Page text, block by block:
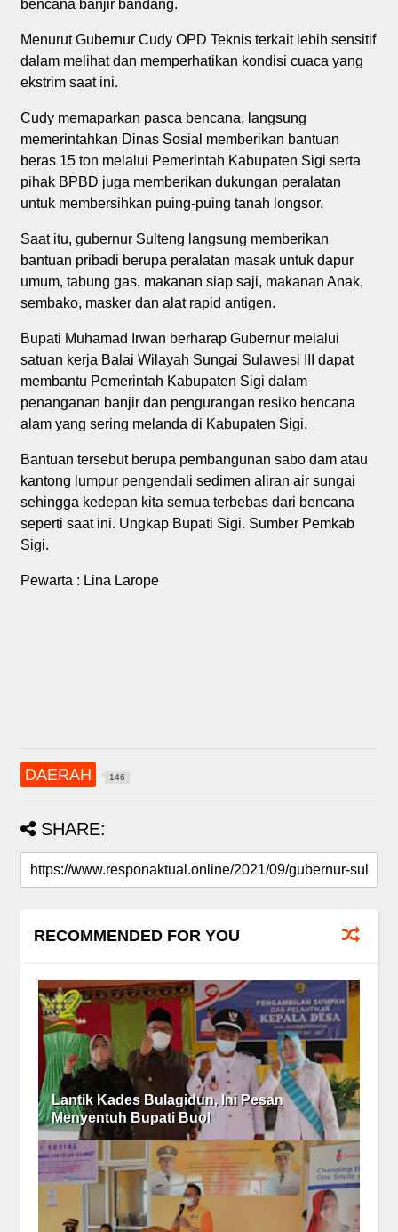
bencana banjir bandang.
Menurut Gubernur Cudy OPD Teknis terkait lebih sensitif
dalam melihat dan memperhatikan kondisi cuaca yang
ekstrim saat ini.
Cudy memaparkan pasca bencana, langsung
memerintahkan Dinas Sosial memberikan bantuan
beras 15 ton melalui Pemerintah Kabupaten Sigi serta
pihak BPBD juga memberikan dukungan peralatan
untuk membersihkan puing-puing tanah longsor.
Saat itu, gubernur Sulteng langsung memberikan
bantuan pribadi berupa peralatan masak untuk dapur
umum, tabung gas, makanan siap saji, makanan Anak,
sembako, masker dan alat rapid antigen.
Bupati Muhamad Irwan berharap Gubernur melalui
satuan kerja Balai Wilayah Sungai Sulawesi III dapat
membantu Pemerintah Kabupaten Sigi dalam
penanganan banjir dan pengurangan resiko bencana
alam yang sering melanda di Kabupaten Sigi.
Bantuan tersebut berupa pembangunan sabo dam atau
kantong lumpur pengendali sedimen aliran air sungai
sehingga kedepan kita semua terbebas dari bencana
seperti saat ini. Ungkap Bupati Sigi. Sumber Pemkab
Sigi.
Pewarta : Lina Larope
DAERAH 146
SHARE:
RECOMMENDED FOR YOU
Lantik Kades Bulagidun, Ini Pesan
Menyentuh Bupati Buol